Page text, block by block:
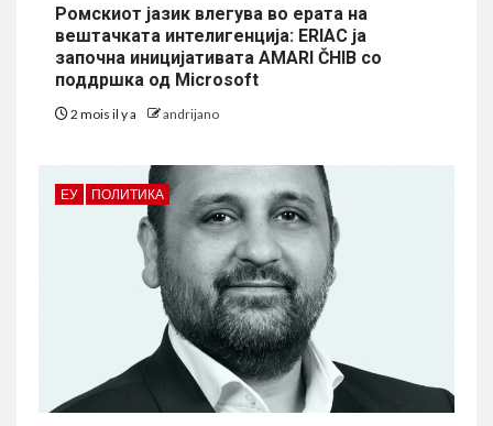
Ромскиот јазик влегува во ерата на
вештачката интелигенција: ERIAC ја
започна иницијативата AMARI ČHIB со
поддршка од Microsoft
2 mois il y a andrijano
ЕУ ПОЛИТИКА